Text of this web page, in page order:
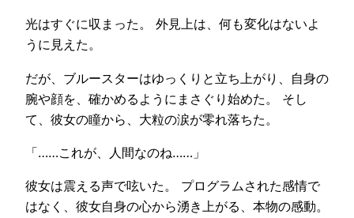
光はすぐに収まった。 外見上は、何も変化はないよ
うに見えた。
だが、ブルースターはゆっくりと立ち上がり、自身の
腕や顔を、確かめるようにまさぐり始めた。 そし
て、彼女の瞳から、大粒の涙が零れ落ちた。
「……これが、人間なのね……」
彼女は震える声で呟いた。 プログラムされた感情で
はなく、彼女自身の心から湧き上がる、本物の感動。